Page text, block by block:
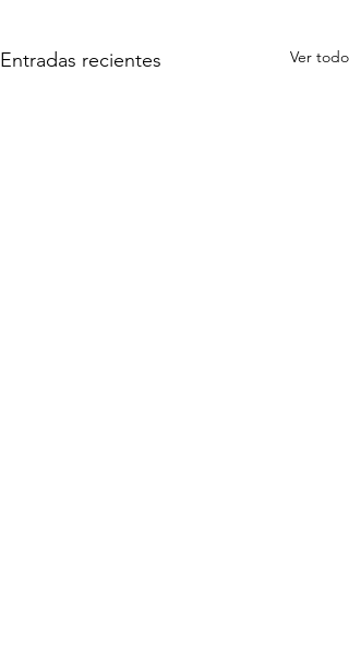
Entradas recientes Ver todo